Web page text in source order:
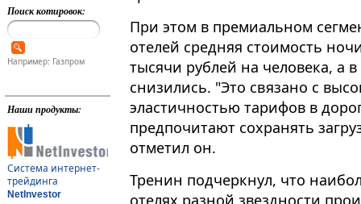
Поиск котировок:
Например: Газпром
Наши продукты:
Система интернет-
трейдинга
NetInvestor
При этом в премиальном
отелей средняя стоимость
тысячи рублей на человека, а
снизились. "Это связано с
эластичностью тарифов в
предпочитают сохранять
отметил он.
Тренин подчеркнул, что